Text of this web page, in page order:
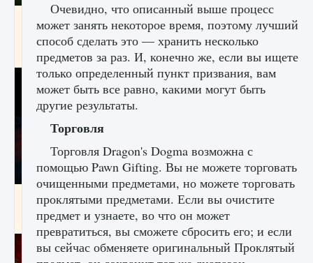
Как исправить ошибку EA FC 25 beta,
которая не работает
Как создавать предметы в Creatures of Ava
9 августа 2024 1 266 0 0
Очевидно, что описанный выше процесс
может занять некоторое время, поэтому лучший
способ сделать это — хранить несколько
предметов за раз. И, конечно же, если вы ищете
только определенный пункт призвания, вам
может быть все равно, какими могут быть
другие результаты.
Торговля
Торговля Dragon's Dogma возможна с
помощью Pawn Gifting. Вы не можете торговать
очищенными предметами, но можете торговать
проклятыми предметами. Если вы очистите
предмет и узнаете, во что он может
превратиться, вы сможете сбросить его; и если
вы сейчас обменяете оригинальный Проклятый